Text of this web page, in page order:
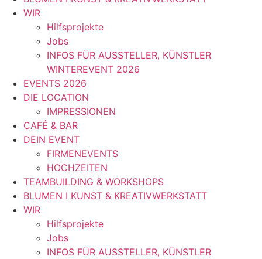
WIR
Hilfsprojekte
Jobs
INFOS FÜR AUSSTELLER, KÜNSTLER
WINTEREVENT 2026
EVENTS 2026
DIE LOCATION
IMPRESSIONEN
CAFÉ & BAR
DEIN EVENT
FIRMENEVENTS
HOCHZEITEN
TEAMBUILDING & WORKSHOPS
BLUMEN I KUNST & KREATIVWERKSTATT
WIR
Hilfsprojekte
Jobs
INFOS FÜR AUSSTELLER, KÜNSTLER